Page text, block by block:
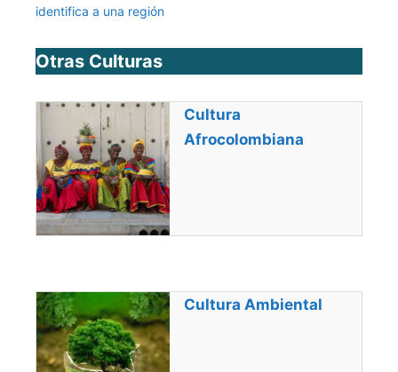
identifica a una región
Otras Culturas
Cultura
Afrocolombiana
Cultura Ambiental